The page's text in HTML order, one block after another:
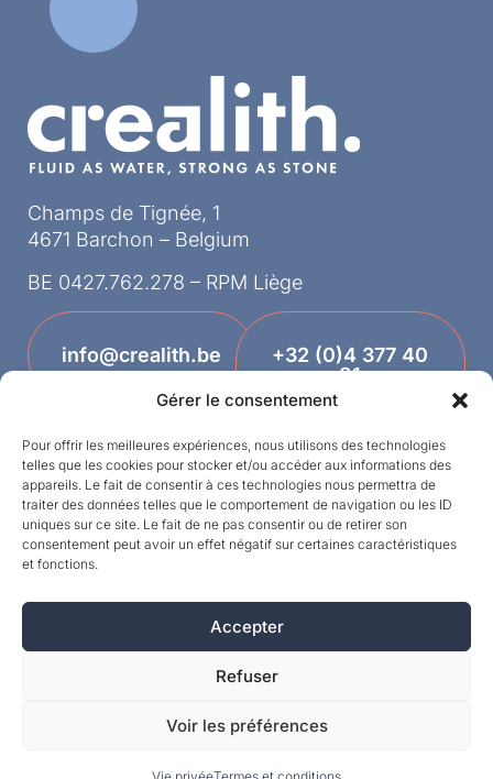
Gérer le consentement
Pour offrir les meilleures expériences, nous utilisons des technologies
telles que les cookies pour stocker et/ou accéder aux informations des
appareils. Le fait de consentir à ces technologies nous permettra de
traiter des données telles que le comportement de navigation ou les ID
uniques sur ce site. Le fait de ne pas consentir ou de retirer son
consentement peut avoir un effet négatif sur certaines caractéristiques
et fonctions.
Accepter
Refuser
Voir les préférences
Champs de Tignée, 1
4671 Barchon – Belgium
BE 0427.762.278 – RPM Liège
info@crealith.be
+32 (0)4 377 40
81
©MPI 2026 – Crealith is a registered trademark
of Mineral Products International S.A. – All rights
Designed by